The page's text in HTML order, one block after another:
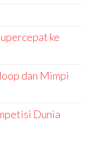
ke
dan Mimpi
Dunia